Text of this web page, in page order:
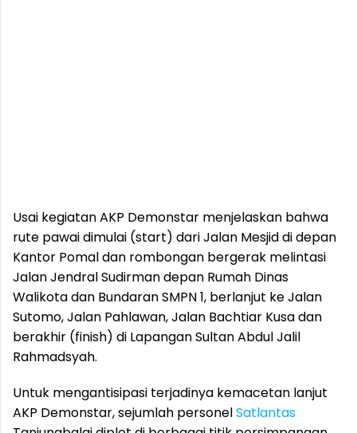
Usai kegiatan AKP Demonstar menjelaskan bahwa
rute pawai dimulai (start) dari Jalan Mesjid di depan
Kantor Pomal dan rombongan bergerak melintasi
Jalan Jendral Sudirman depan Rumah Dinas
Walikota dan Bundaran SMPN 1, berlanjut ke Jalan
Sutomo, Jalan Pahlawan, Jalan Bachtiar Kusa dan
berakhir (finish) di Lapangan Sultan Abdul Jalil
Rahmadsyah.
Untuk mengantisipasi terjadinya kemacetan lanjut
AKP Demonstar, sejumlah personelSatlantas